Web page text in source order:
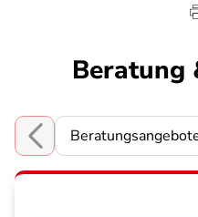
Beratung
Choose a section